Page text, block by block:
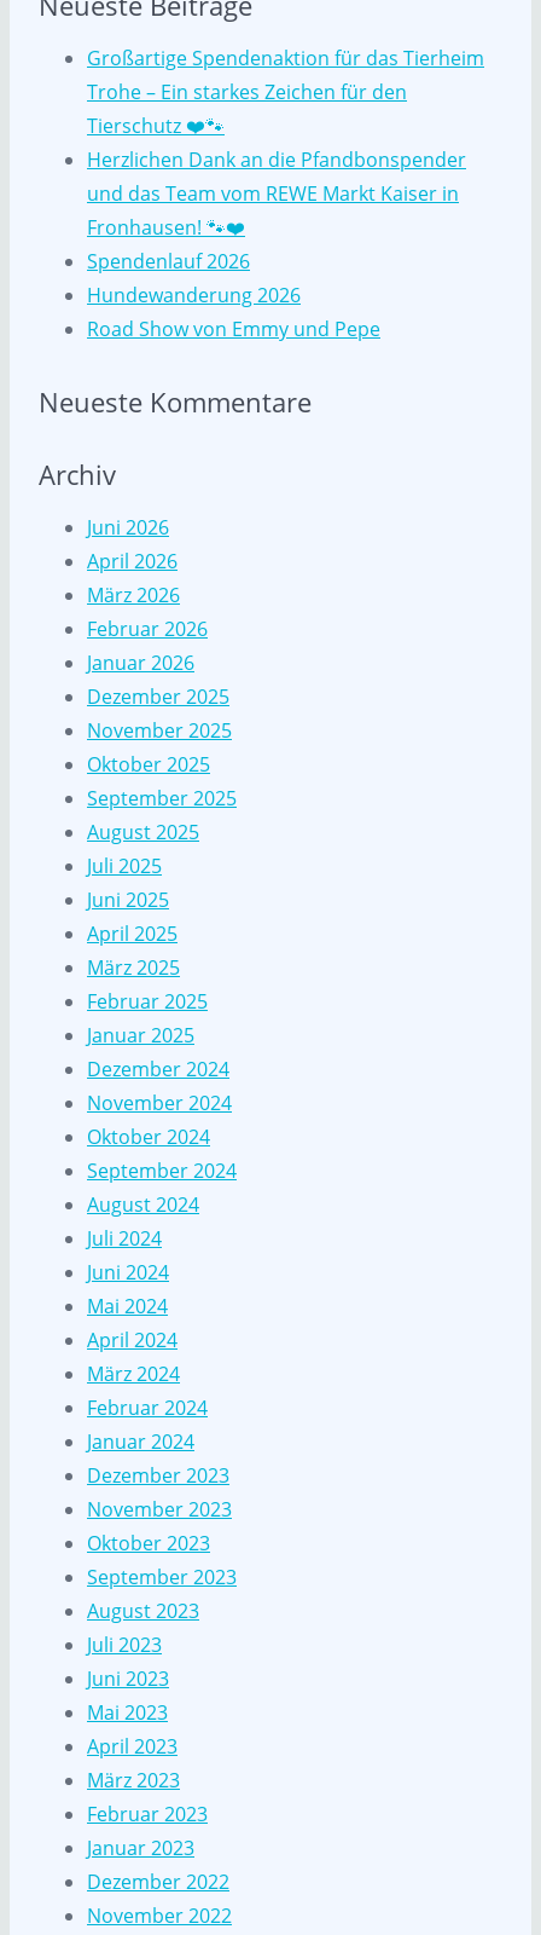
Großartige Spendenaktion für das Tierheim
Trohe – Ein starkes Zeichen für den
Tierschutz ❤️🐾
Herzlichen Dank an die Pfandbonspender
und das Team vom REWE Markt Kaiser in
Fronhausen! 🐾❤️
Spendenlauf 2026
Hundewanderung 2026
Road Show von Emmy und Pepe
Neueste Kommentare
Archiv
Juni 2026
April 2026
März 2026
Februar 2026
Januar 2026
Dezember 2025
November 2025
Oktober 2025
September 2025
August 2025
Juli 2025
Juni 2025
April 2025
März 2025
Februar 2025
Januar 2025
Dezember 2024
November 2024
Oktober 2024
September 2024
August 2024
Juli 2024
Juni 2024
Mai 2024
April 2024
März 2024
Februar 2024
Januar 2024
Dezember 2023
November 2023
Oktober 2023
September 2023
August 2023
Juli 2023
Juni 2023
Mai 2023
April 2023
März 2023
Februar 2023
Januar 2023
Dezember 2022
November 2022